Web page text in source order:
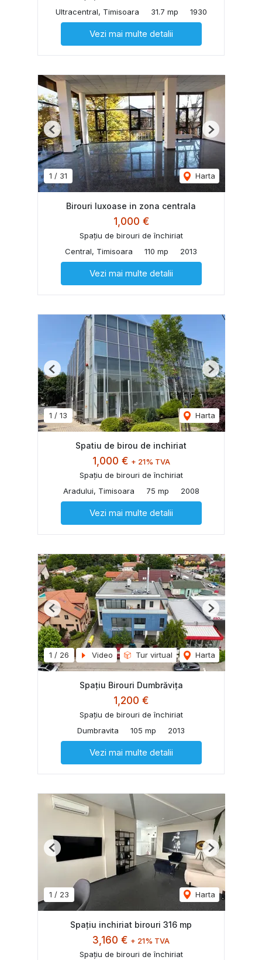
Ultracentral, Timisoara
31.7 mp 1930
Vezi mai multe detalii
1 / 31 Harta
Previous Next
Birouri luxoase in zona centrala
1,000 €
Spațiu de birouri de închiriat
Central, Timisoara
110 mp 2013
Vezi mai multe detalii
1 / 13 Harta
Previous Next
Spatiu de birou de inchiriat
1,000 € + 21% TVA
Spațiu de birouri de închiriat
Aradului, Timisoara
75 mp 2008
Vezi mai multe detalii
1 / 26 Video Tur virtual Harta
Previous Next
Spațiu Birouri Dumbrăvița
1,200 €
Spațiu de birouri de închiriat
Dumbravita
105 mp 2013
Vezi mai multe detalii
1 / 23 Harta
Previous Next
Spațiu inchiriat birouri 316 mp
3,160 € + 21% TVA
Spațiu de birouri de închiriat